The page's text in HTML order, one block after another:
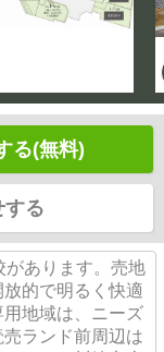
る(無料)
する
があります。売地
的で明るく快適
地域は、ニーズ
ランド前周辺は